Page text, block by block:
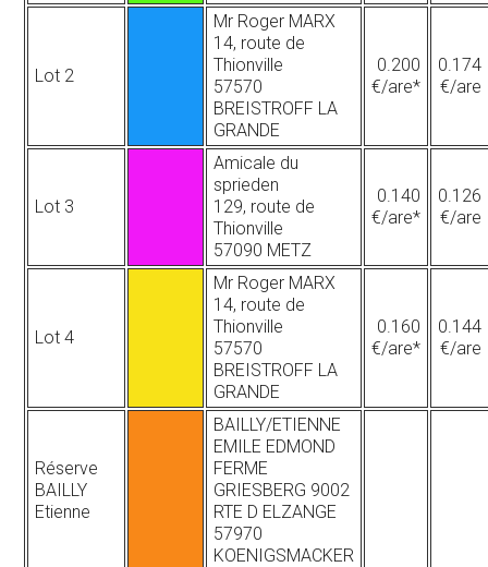
Lot 2
Mr Roger MARX
14, route de
Thionville
57570
BREISTROFF LA
GRANDE
0.200
€/are*
0.174
€/are
Lot 3
Amicale du
sprieden
129, route de
Thionville
57090 METZ
0.140
€/are*
0.126
€/are
Lot 4
Mr Roger MARX
14, route de
Thionville
57570
BREISTROFF LA
GRANDE
0.160
€/are*
0.144
€/are
Réserve
BAILLY
Etienne
BAILLY/ETIENNE
EMILE EDMOND
FERME
GRIESBERG 9002
RTE D ELZANGE
57970
KOENIGSMACKER